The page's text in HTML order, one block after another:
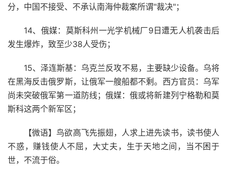
分，中国不接受、不承认南海仲裁案所谓"裁决"；
14、俄媒：莫斯科州一光学机械厂9日遭无人机袭击后
发生爆炸，致至少38人受伤；
15、泽连斯基：乌克兰反攻不易，主要缺少设备。乌将
在黑海反击俄罗斯，让俄军一艘船都不剩。西方官员：乌军
尚未突破俄军第一道防线；俄媒：俄或将新建列宁格勒和莫
斯科这两个新军区；
【微语】鸟欲高飞先振翅，人求上进先读书，读书使人
不惑，赚钱使人不屈，大丈夫，生于天地之间，当不困于
世，不流于俗。